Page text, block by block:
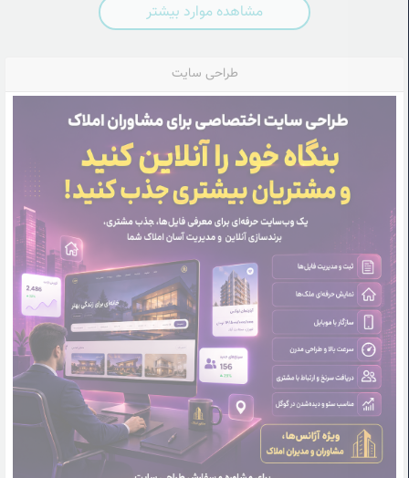
مشاهده موارد بیشتر
طراحی سایت